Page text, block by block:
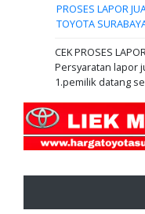
PROSES LAPOR
TOYOTA
CEK PROSES
Persyaratan lapor
1.pemilik datang